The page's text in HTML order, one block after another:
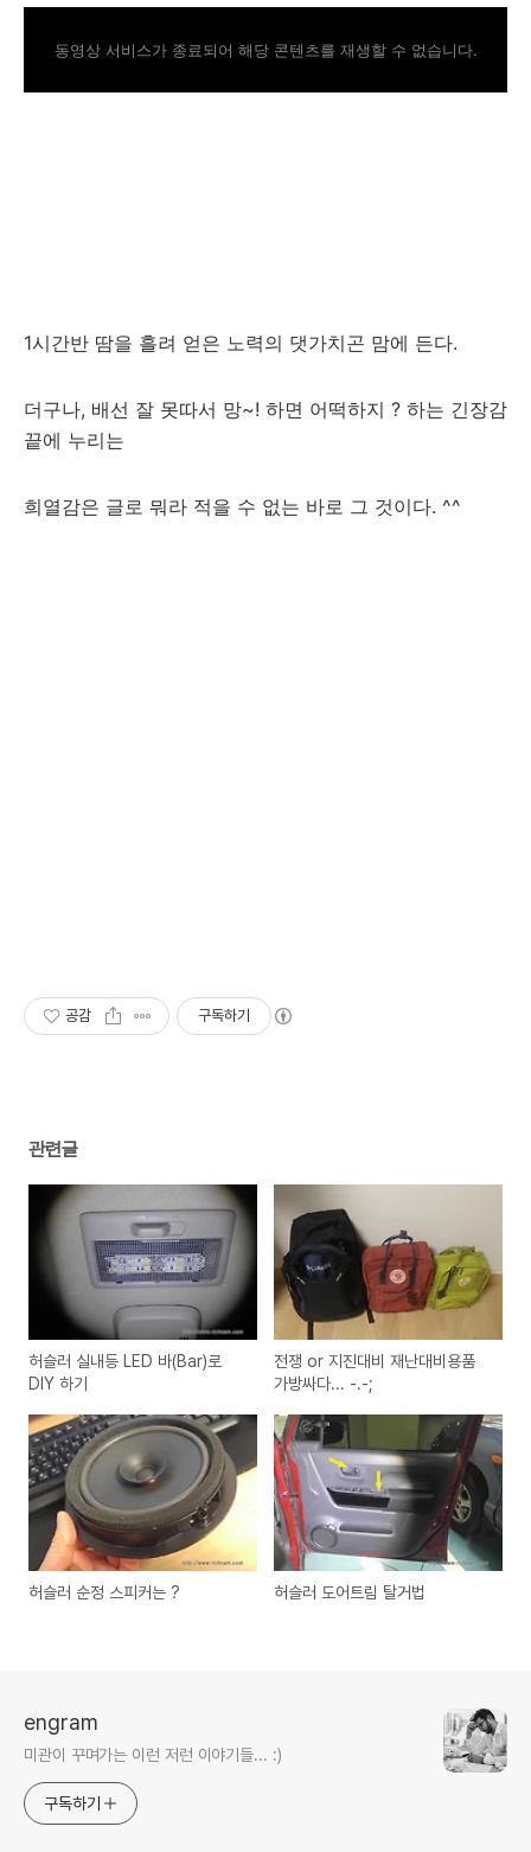
동영상 서비스가 종료되어 해당 콘텐츠를 재생할 수 없습니다.
1시간반 땀을 흘려 얻은 노력의 댓가치곤 맘에 든다.
더구나, 배선 잘 못따서 망~! 하면 어떡하지 ? 하는 긴장감
끝에 누리는
희열감은 글로 뭐라 적을 수 없는 바로 그 것이다. ^^
공감 구독하기
관련글
허슬러 실내등 LED 바(Bar)로
DIY 하기
전쟁 or 지진대비 재난대비용품
가방싸다... -.-;
허슬러 순정 스피커는 ? 허슬러 도어트림 탈거법
engram
미관이 꾸며가는 이런 저런 이야기들... :)
구독하기